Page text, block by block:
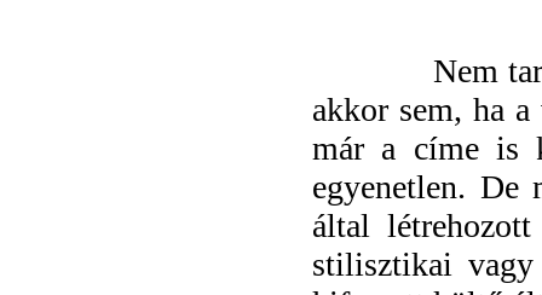
Nem
akkor sem, ha a
már a címe is
egyenetlen. De
által
stilisztikai